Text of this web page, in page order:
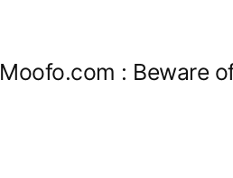
Moofo.com : Beware